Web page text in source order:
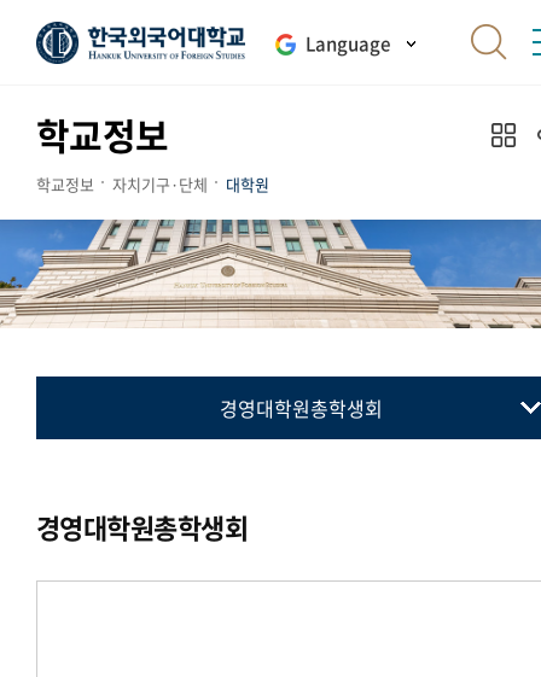
Language
학교정보
학교정보 자치기구·단체 대학원
경영대학원총학생회
국제지역대학원총학생회
교육대학원총학생회
경영대학원총학생회